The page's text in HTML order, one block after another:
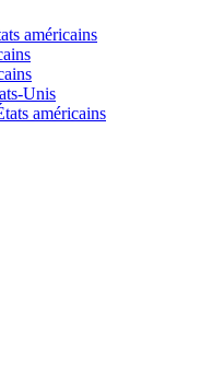
américains
Unis
américains